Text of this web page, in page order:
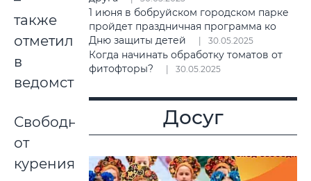
также
отметили
в
ведомстве.
Свободными
от
курения
1 июня в бобруйском городском парке
пройдет праздничная программа ко
Дню защиты детей
30.05.2025
Когда начинать обработку томатов от
фитофторы?
30.05.2025
Досуг